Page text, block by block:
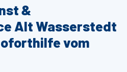
&
Alt Wasserstedt
vom